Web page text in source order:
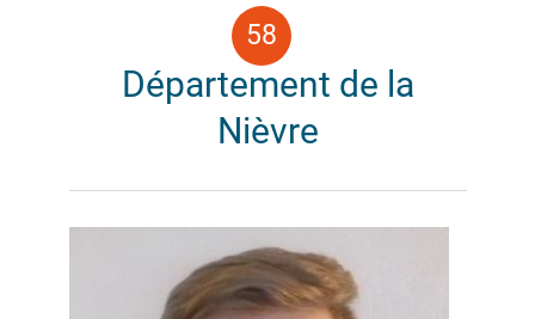
Département de la
Nièvre